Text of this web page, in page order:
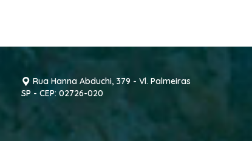
Rua Hanna Abduchi, 379 - Vl. Palmeiras
SP - CEP: 02726-020